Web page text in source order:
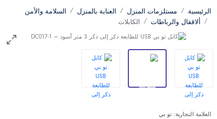
الرئيسية مستلزمات المنزل العناية بالمنزل
السلامة والأمن
ألاقفال والرباطات
الكابلات
العلامة التجارية: تو بي